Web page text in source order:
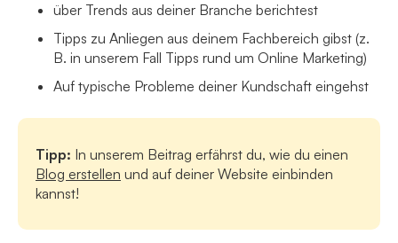
über Trends aus deiner Branche berichtest
Tipps zu Anliegen aus deinem Fachbereich gibst (z.
B. in unserem Fall Tipps rund um Online Marketing)
Auf typische Probleme deiner Kundschaft eingehst
Tipp: In unserem Beitrag erfährst du, wie du einen
Blog erstellen und auf deiner Website einbinden
kannst!